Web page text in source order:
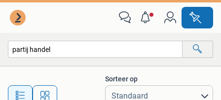
Alle afstanden…
Sorteer op